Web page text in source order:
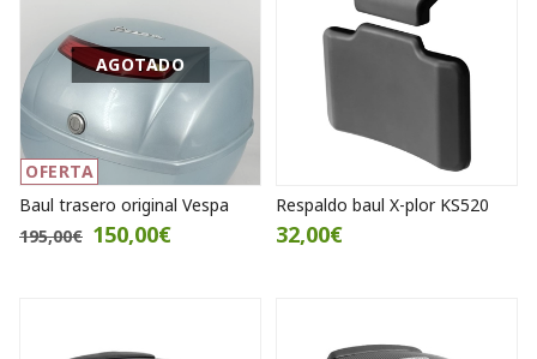
OFERTA
AGOTADO
Baul trasero original Vespa
195,00€ 150,00€
Respaldo baul X-plor KS520
32,00€